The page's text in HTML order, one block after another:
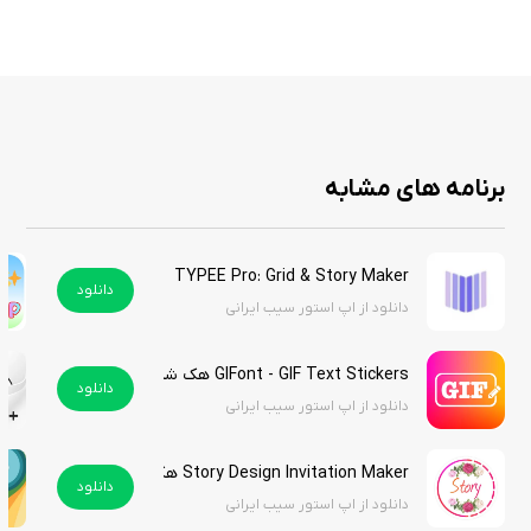
کسایی که دنبال یه اپ ساده اما خوش‌استایل برای شخصی‌سازی هستن
📌 نتیجه
HiiiWidget – Photo Widgetدقیقاً همون اپیه که صفحهٔ گوشیتو از حالت
تکراری درمیاره و با چند حرکت ساده، یه حسِ خوشایند بهش می‌ده.
استور سیب ایرانی نسخه آنلاک شده این برنامه‌ی کاربردی را برای کاربران گرامی
قرار داده است، تنها با فعال‌سازی اشتراک ویژه می‌توانید علاوه بر این برنامه
کاربردی به بی‌شمار برنامه‌های دیگر نیز دسترسی داشته باشید.با دانلود این
از این برنامه کاربردی استفاده کنید.
برنامه های مشابه
TYPEE Pro: Grid & Story Maker
دانلود از اپ استور سیب ایرانی
دانلود
GIFont - GIF Text Stickers هک شده
دانلود از اپ استور سیب ایرانی
دانلود
Story Design Invitation Maker هک شده
دانلود از اپ استور سیب ایرانی
دانلود